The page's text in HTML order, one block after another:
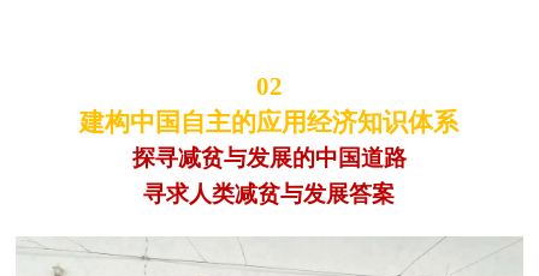
02
建构中国自主的应用经济知识体系
探寻减贫与发展的中国道路
寻求人类减贫与发展答案